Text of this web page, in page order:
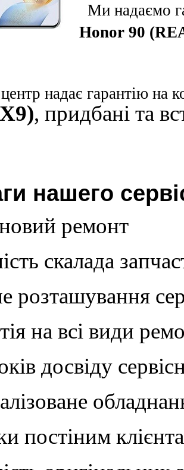
Ми надаємо
Honor 90
надає гарантію на
, придбані та
нашего
ремонт
скалада
розташування
на всі види
досвіду
постіним